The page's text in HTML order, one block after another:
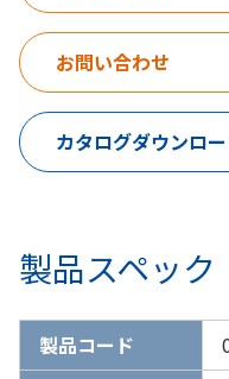
お問い合わせ
カタログダウンロ
製品スペック
製品コード